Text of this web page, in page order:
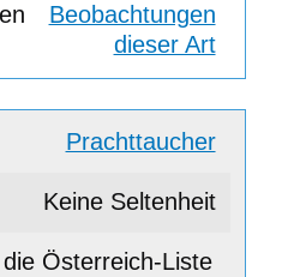
Beobachtungen
dieser Art
Prachttaucher
Keine Seltenheit